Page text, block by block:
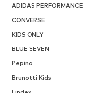
ADIDAS PERFORMANCE
CONVERSE
KIDS ONLY
BLUE SEVEN
Pepino
Brunotti Kids